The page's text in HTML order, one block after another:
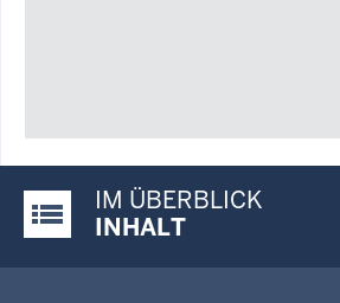
Justiz-Portal im Überblick:
IM ÜBERBLICK
INHALT